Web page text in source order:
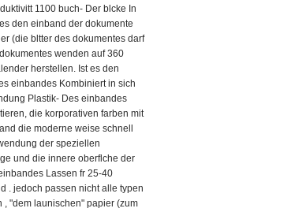
1100 buch- Der blcke In
den einband der dokumente
(die bltter des dokumentes darf
wenden auf 360
herstellen. Ist es den
einbandes Kombiniert in sich
Plastik- Des einbandes
die korporativen farben mit
die moderne weise schnell
der speziellen
und die innere oberflche der
Lassen fr 25-40
. jedoch passen nicht alle typen
"dem launischen" papier (zum